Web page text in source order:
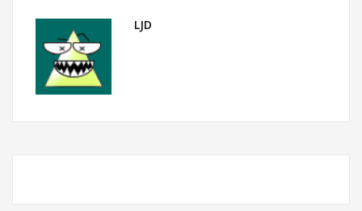
LJD